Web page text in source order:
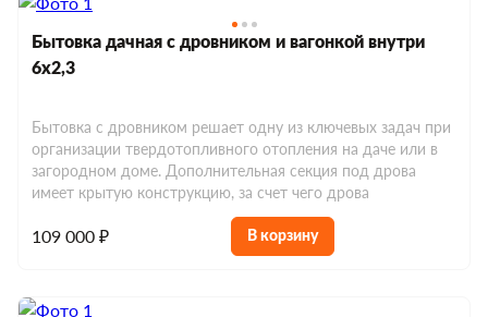
Бытовка дачная с дровником и вагонкой внутри
6х2,3
Бытовка с дровником решает одну из ключевых задач при
организации твердотопливного отопления на даче или в
загородном доме. Дополнительная секция под дрова
имеет крытую конструкцию, за счет чего дрова
109 000 ₽ В корзину